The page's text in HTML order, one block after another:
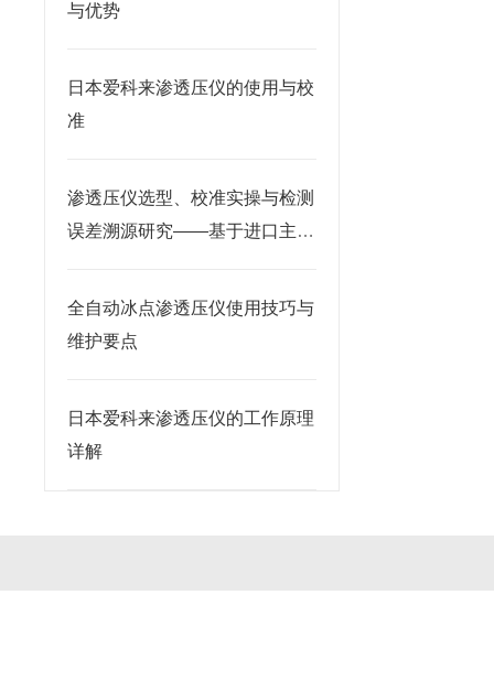
与优势
日本爱科来渗透压仪的使用与校
准
渗透压仪选型、校准实操与检测
误差溯源研究——基于进口主流
全自动冰点渗透压仪使用技巧与
维护要点
日本爱科来渗透压仪的工作原理
详解